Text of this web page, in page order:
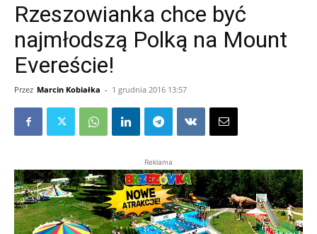
Rzeszowianka chce być
najmłodszą Polką na Mount
Evereście!
Przez Marcin Kobiałka - 1 grudnia 2016 13:57
Reklama